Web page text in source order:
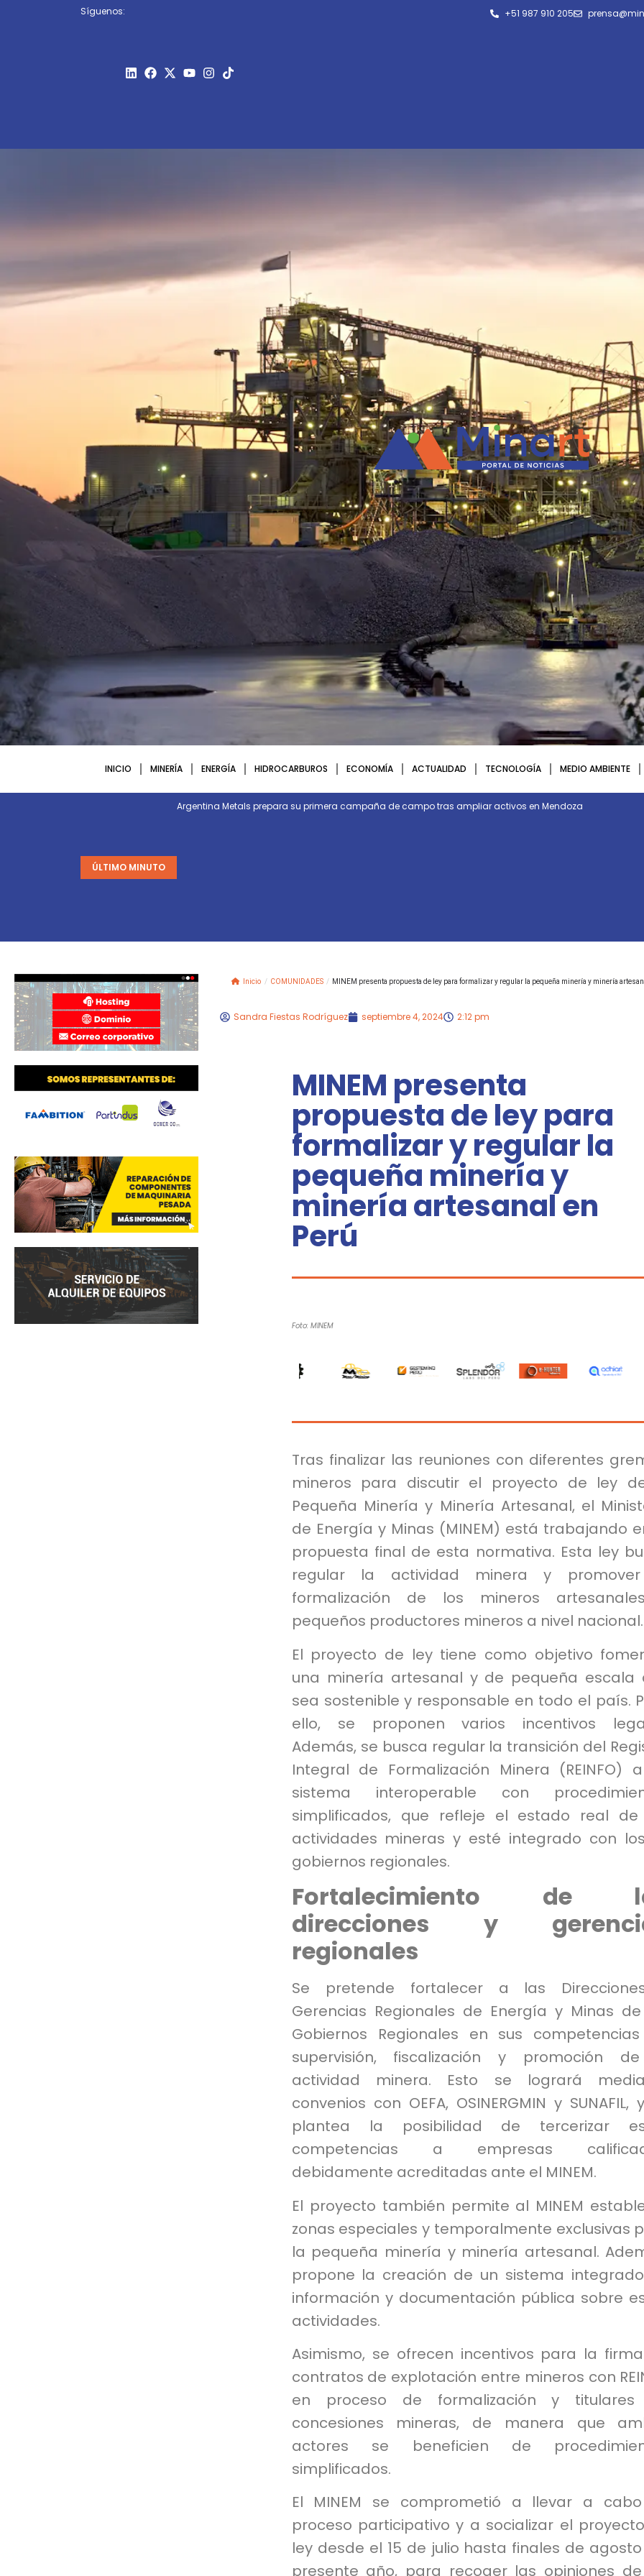
Síguenos: +51 987 910 205
INICIO MINERÍA ENERGÍA HIDROCARBUROS ECONOMÍA ACTUALIDAD TECNOLOGÍA MEDIO AMBIENTE
ÚLTIMO MINUTO
Argentina Metals prepara su primera campaña de campo tras ampliar activos en Mendoza
Inicio / COMUNIDADES / MINEM presenta propuesta de ley para formalizar y regular la pequeña minería y minería
Sandra Fiestas Rodríguez septiembre 4, 2024 2:12 pm
MINEM presenta
propuesta de ley para
formalizar y regular la
pequeña minería y
minería artesanal en
Perú
Foto: MINEM
Tras finalizar las reuniones con diferentes
mineros para discutir el proyecto de ley
Pequeña Minería y Minería Artesanal, el
de Energía y Minas (MINEM) está trabajando
propuesta final de esta normativa. Esta ley
regular la actividad minera y
formalización de los mineros
pequeños productores mineros a nivel nacional.
El proyecto de ley tiene como objetivo
una minería artesanal y de pequeña escala
sea sostenible y responsable en todo el país.
ello, se proponen varios incentivos
Además, se busca regular la transición del
Integral de Formalización Minera (REINFO)
sistema interoperable con
simplificados, que refleje el estado real
actividades mineras y esté integrado con
gobiernos regionales.
Fortalecimiento de
direcciones y
regionales
Se pretende fortalecer a las
Gerencias Regionales de Energía y Minas
Gobiernos Regionales en sus
supervisión, fiscalización y promoción
actividad minera. Esto se logrará
convenios con OEFA, OSINERGMIN y SUNAFIL,
plantea la posibilidad de tercerizar
competencias a empresas
debidamente acreditadas ante el MINEM.
El proyecto también permite al MINEM
zonas especiales y temporalmente exclusivas
la pequeña minería y minería artesanal.
propone la creación de un sistema
información y documentación pública sobre
actividades.
Asimismo, se ofrecen incentivos para la
contratos de explotación entre mineros con
en proceso de formalización y
concesiones mineras, de manera que
actores se beneficien de
simplificados.
El MINEM se comprometió a llevar a
proceso participativo y a socializar el
ley desde el 15 de julio hasta finales de
presente año, para recoger las opiniones